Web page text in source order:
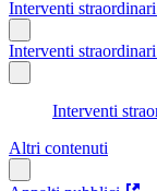
Interventi
Interventi
Interventi
Altri contenuti